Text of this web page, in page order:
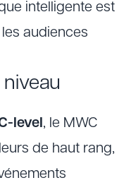
intelligente est
audiences
level, le MWC
de haut rang,